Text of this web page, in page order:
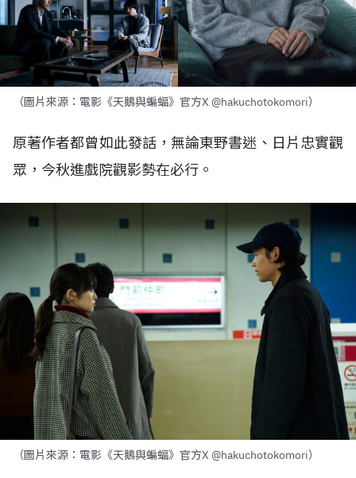
（圖片來源：電影《天鵝與蝙蝠》官方X @hakuchotokomori）
原著作者都曾如此發話，無論東野書迷、日片忠實觀
眾，今秋進戲院觀影勢在必行。
（圖片來源：電影《天鵝與蝙蝠》官方X @hakuchotokomori）